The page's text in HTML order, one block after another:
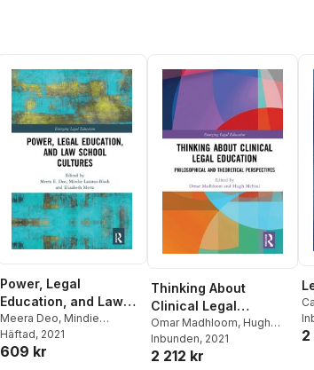
Power, Legal
Education, and Law
School Cultures
Meera Deo, Mindie
Lazarus-Black
Mertz
Häftad, 2021
609 kr
Thinking About
Clinical Legal
Education
Omar Madhloom, Hugh
McFaul
Inbunden, 2021
2 212 kr
2